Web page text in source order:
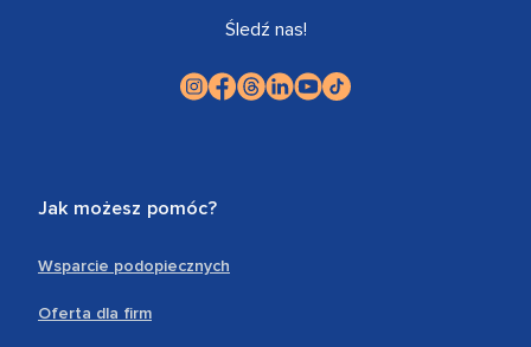
Śledź nas!
Jak możesz pomóc?
Wsparcie podopiecznych
Oferta dla firm